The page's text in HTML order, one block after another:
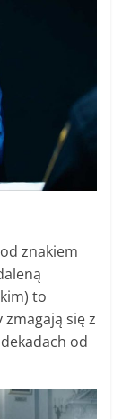
znakiem
to
zmagają się z
od